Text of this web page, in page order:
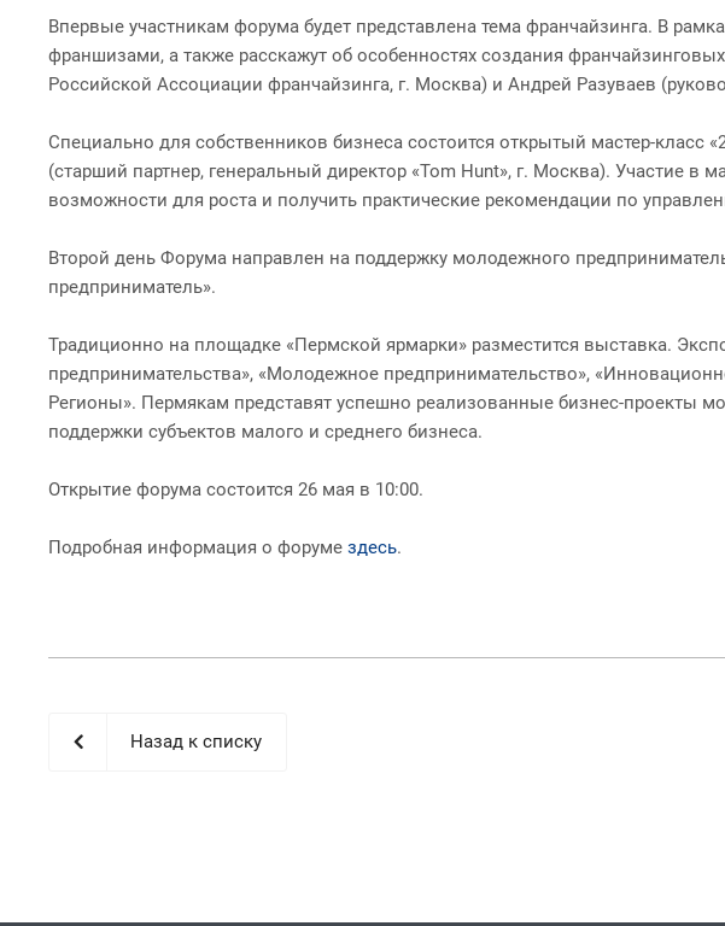
Впервые участникам форума будет представлена тема франчайзинга. В
франшизами, а также расскажут об особенностях создания
Российской Ассоциации франчайзинга, г. Москва) и Андрей Разуваев
Специально для собственников бизнеса состоится открытый мастер-
(старший партнер, генеральный директор «Tom Hunt», г. Москва). Участие
возможности для роста и получить практические рекомендации по
Второй день Форума направлен на поддержку молодежного
предприниматель».
Традиционно на площадке «Пермской ярмарки» разместится выставка.
предпринимательства», «Молодежное предпринимательство»,
Регионы». Пермякам представят успешно реализованные бизнес-проекты
поддержки субъектов малого и среднего бизнеса.
Открытие форума состоится 26 мая в 10:00.
Подробная информация о форуме здесь.
Назад к списку